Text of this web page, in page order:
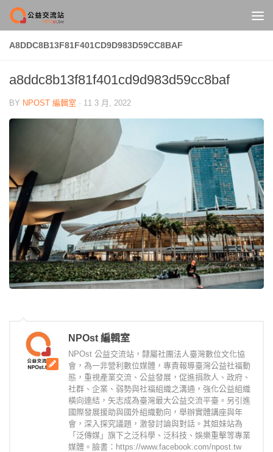
Skip to content
A8DDC8B13F81F401CD9D983D59CC8BAF
a8ddc8b13f81f401cd9d983d59cc8baf
BY NPOST 編輯室 · 11 3 月, 2022
NPOst 編輯室
NPOst 公益交流站，隸屬社團法人臺灣數位文化協
會，為一非營利數位媒體，專責報導臺灣公益社福動
態，重視產業交流、公益發展，促進捐款人、政府、
社群、企業、弱勢與社福組織之溝通，強化公益組織
橫向連結，矢志成為臺灣最大公益交流平臺。另引進
國際發展援助與國外組織動向，舉辦實體講座與年
會，深入探究議題，激發討論與對話。其姐妹站為
「泛傳媒」旗下之泛科學、泛科技、娛樂重擊等專業
媒體。臉書：https://www.facebook.com/npost.tw